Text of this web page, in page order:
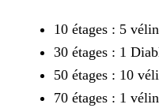
10 étages : 5
30 étages : 1
50 étages : 10
70 étages : 1